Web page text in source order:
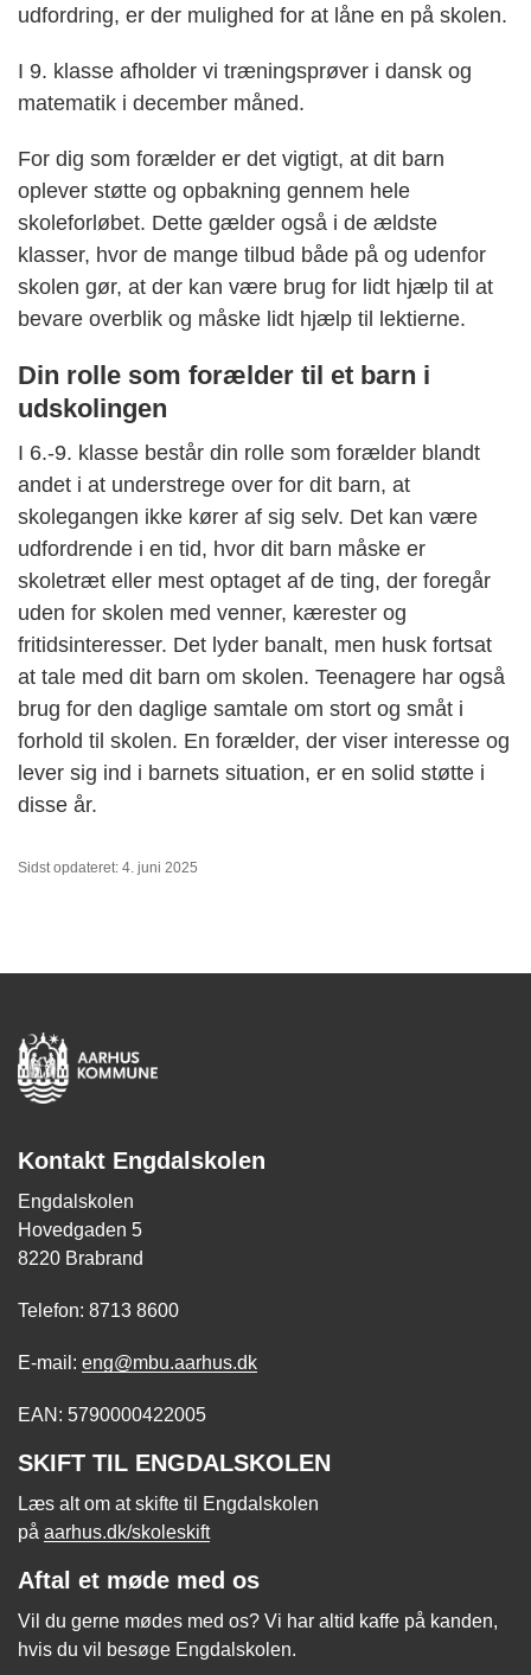
udfordring, er der mulighed for at låne en på skolen.
I 9. klasse afholder vi træningsprøver i dansk og
matematik i december måned.
For dig som forælder er det vigtigt, at dit barn
oplever støtte og opbakning gennem hele
skoleforløbet. Dette gælder også i de ældste
klasser, hvor de mange tilbud både på og udenfor
skolen gør, at der kan være brug for lidt hjælp til at
bevare overblik og måske lidt hjælp til lektierne.
Din rolle som forælder til et barn i
udskolingen
I 6.-9. klasse består din rolle som forælder blandt
andet i at understrege over for dit barn, at
skolegangen ikke kører af sig selv. Det kan være
udfordrende i en tid, hvor dit barn måske er
skoletræt eller mest optaget af de ting, der foregår
uden for skolen med venner, kærester og
fritidsinteresser. Det lyder banalt, men husk fortsat
at tale med dit barn om skolen. Teenagere har også
brug for den daglige samtale om stort og småt i
forhold til skolen. En forælder, der viser interesse og
lever sig ind i barnets situation, er en solid støtte i
disse år.
Sidst opdateret: 4. juni 2025
Kontakt Engdalskolen
Engdalskolen
Hovedgaden 5
8220 Brabrand
Telefon: 8713 8600
E-mail: eng@mbu.aarhus.dk
EAN: 5790000422005
SKIFT TIL ENGDALSKOLEN
Læs alt om at skifte til Engdalskolen
på aarhus.dk/skoleskift
Aftal et møde med os
Vil du gerne mødes med os? Vi har altid kaffe på kanden,
hvis du vil besøge Engdalskolen.